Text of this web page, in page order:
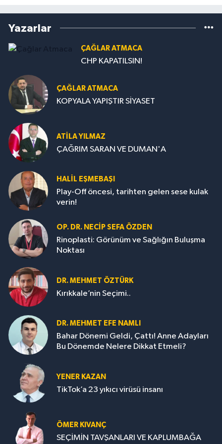
Yazarlar
ÇAĞLAR ATMACA
CHP KAPATILSIN!
ÇAĞLAR ATMACA
KOPYALA YAPIŞTIR SİYASET
ATILA YILMAZ
ÇAĞRIM SARAN VE DUMAN'A
HALIL EŞMEBAŞI
Play-Off öncesi, tarihten gelen sese kulak
verin!
OP. DR. NECIP SEFA ÖZDEN
Rinoplasti: Görünüm ve Sağlığın Buluşma
Noktası
DR. MEHMET ÖZTÜRK
Kırıkkale’nin Seçimi..
DR. MEHMET EFE NAMLI
Bahar Dönemi Geldi, Çattı! Anne Adayları
Bu Dönemde Nelere Dikkat Etmeli?
YENER KAZAN
TikTok’a 23 yıkıcı virüsü insanı
ÖMER KIVANÇ
SEÇİMİN TAVŞANLARI VE KAPLUMBAĞA